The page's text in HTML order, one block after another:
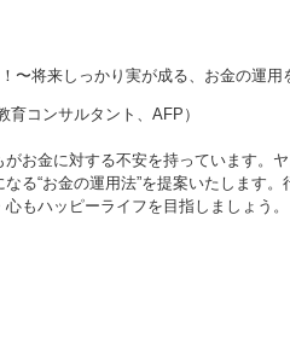
〜将来しっかり実が成る、お金の運用
コンサルタント、AFP）
お金に対する不安を持っています。
る“お金の運用法”を提案いたします
もハッピーライフを目指しましょう。